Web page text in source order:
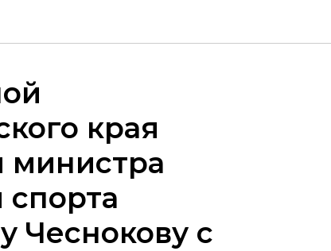
края
министра
Чеснокову с